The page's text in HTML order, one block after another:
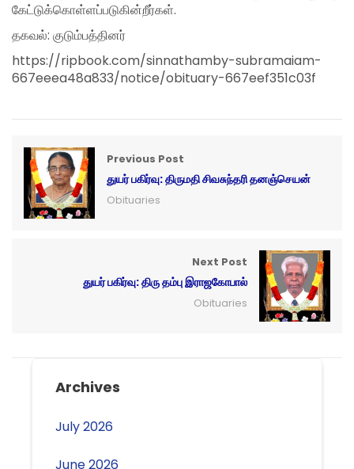
கேட்டுக்கொள்ளப்படுகின்றீர்கள்.
தகவல்: குடும்பத்தினர்
https://ripbook.com/sinnathamby-subramaiam-
667eeea48a833/notice/obituary-667eef351c03f
Previous Post
துயர் பகிர்வு: திருமதி சிவசுந்தரி தனஞ்செயன்
Obituaries
Next Post
துயர் பகிர்வு: திரு தம்பு இராஜகோபால்
Obituaries
Archives
July 2026
June 2026